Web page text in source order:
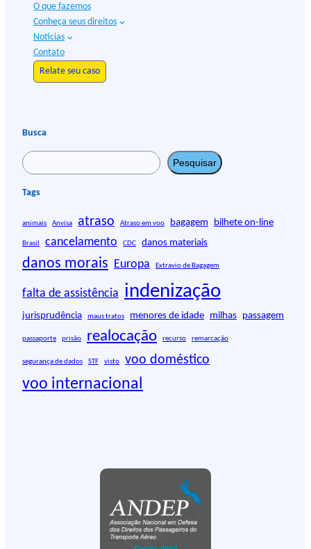
O que fazemos
Conheça seus direitos
Notícias
Contato
Relate seu caso
Busca
P
e
s
u
i
a
r
Pesquisar
Tags
animais Anvisa atraso Atraso em voo bagagem bilhete on-line
Brasil cancelamento CDC danos materiais
danos morais Europa Extravio de Bagagem
falta de assistência indenização
jurisprudência maus tratos menores de idade milhas passagem
passaporte prisão realocação recurso remarcação
segurança de dados STF visto voo doméstico
voo internacional